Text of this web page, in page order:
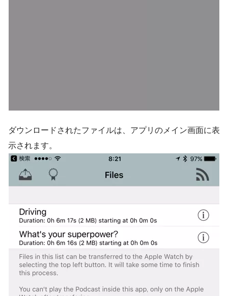
ダウンロードされたファイルは、アプリのメイン画面に表
示されます。